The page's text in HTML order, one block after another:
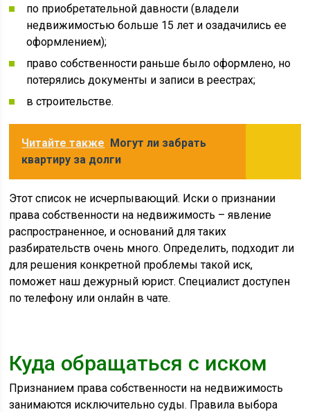
по приобретательной давности (владели
недвижимостью больше 15 лет и озадачились ее
оформлением);
право собственности раньше было оформлено, но
потерялись документы и записи в реестрах;
в строительстве.
Читайте также Могут ли забрать
квартиру за долги
Этот список не исчерпывающий. Иски о признании
права собственности на недвижимость – явление
распространенное, и оснований для таких
разбирательств очень много. Определить, подходит ли
для решения конкретной проблемы такой иск,
поможет наш дежурный юрист. Специалист доступен
по телефону или онлайн в чате.
Куда обращаться с иском
Признанием права собственности на недвижимость
занимаются исключительно суды. Правила выбора